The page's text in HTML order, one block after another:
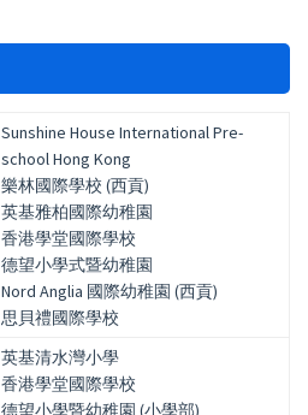
Sunshine House International Pre-
school Hong Kong
樂林國際學校 (西貢)
英基雅柏國際幼稚園
香港學堂國際學校
德望小學式暨幼稚園
Nord Anglia 國際幼稚園 (西貢)
思貝禮國際學校
英基清水灣小學
香港學堂國際學校
德望小學暨幼稚園 (小學部)